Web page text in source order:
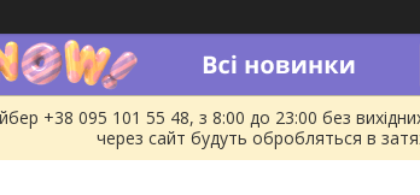
+38 095 101 55 48, з 8:00 до 23:00 без
через сайт будуть обробляться в